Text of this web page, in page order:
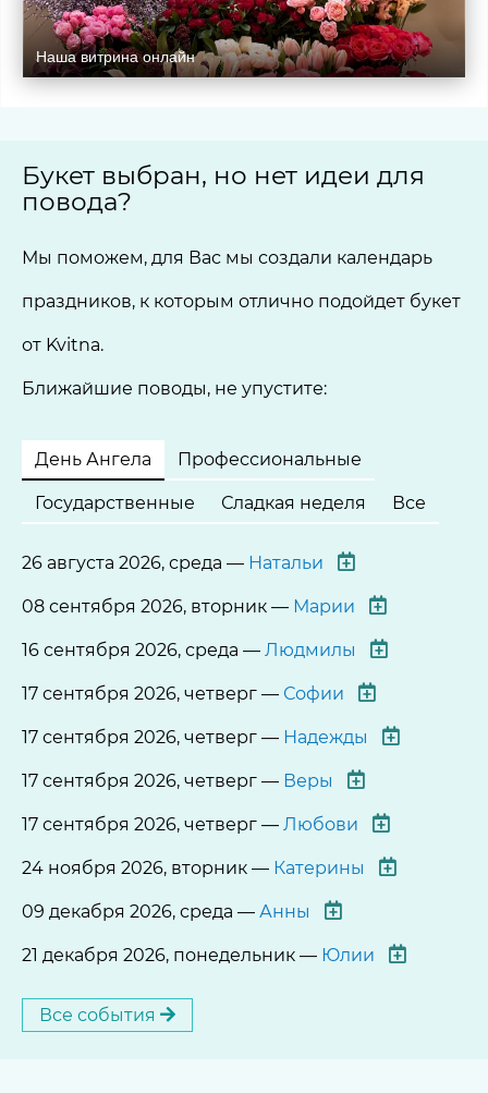
Наша витрина онлайн
Букет выбран, но нет идеи для
повода?
Мы поможем, для Вас мы создали календарь
праздников, к которым отлично подойдет букет
от Kvitna.
Ближайшие поводы, не упустите:
День Ангела Профессиональные
Государственные Сладкая неделя Все
26 августа 2026, среда — Натальи
08 сентября 2026, вторник — Марии
16 сентября 2026, среда — Людмилы
17 сентября 2026, четверг — Софии
17 сентября 2026, четверг — Надежды
17 сентября 2026, четверг — Веры
17 сентября 2026, четверг — Любови
24 ноября 2026, вторник — Катерины
09 декабря 2026, среда — Анны
21 декабря 2026, понедельник — Юлии
Все события